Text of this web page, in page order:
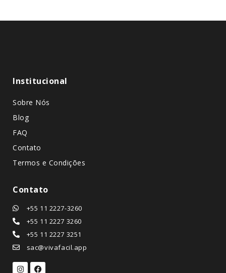
Institucional
Sobre Nós
Blog
FAQ
Contato
Termos e Condições
Contato
+55 11 2227-3260
+55 11 2227 3260
+55 11 2227 3251
sac@vivafacil.app